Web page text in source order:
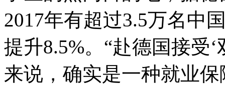
2017年有超过3.5万名中
提升8.5%。“赴德国接受
来说，确实是一种就业